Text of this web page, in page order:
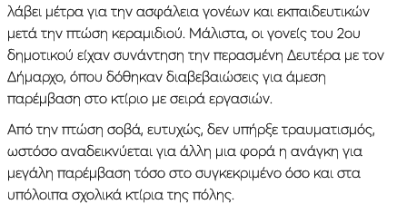
λάβει μέτρα για την ασφάλεια γονέων και εκπαιδευτικών
μετά την πτώση κεραμιδιού. Μάλιστα, οι γονείς του 2ου
δημοτικού είχαν συνάντηση την περασμένη Δευτέρα με τον
Δήμαρχο, όπου δόθηκαν διαβεβαιώσεις για άμεση
παρέμβαση στο κτίριο με σειρά εργασιών.
Από την πτώση σοβά, ευτυχώς, δεν υπήρξε τραυματισμός,
ωστόσο αναδεικνύεται για άλλη μια φορά η ανάγκη για
μεγάλη παρέμβαση τόσο στο συγκεκριμένο όσο και στα
υπόλοιπα σχολικά κτίρια της πόλης.